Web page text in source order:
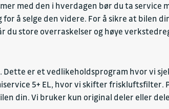
med den i hverdagen bør du ta service
å selge den videre. For å sikre at bilen
du store overraskelser og høye
Dette er et vedlikeholdsprogram hvor vi
5+ EL, hvor vi skifter
din. Vi bruker kun original deler eller